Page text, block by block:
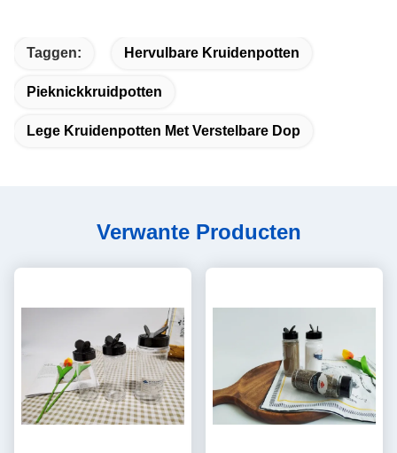
Taggen: Hervulbare Kruidenpotten
Pieknickkruidpotten
Lege Kruidenpotten Met Verstelbare Dop
Verwante Producten